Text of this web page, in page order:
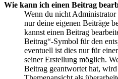
Wie kann ich einen Beitrag
Wenn du nicht
nur deine eigenen Beiträge
kannst einen Beitrag
Beitrag“-Symbol für den
eventuell ist dies nur für
seiner Erstellung möglich.
Beitrag geantwortet hat,